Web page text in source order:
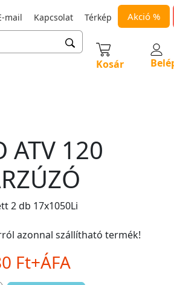
mail Kapcsolat Térkép Akció %
Kosár
ATV 120
2 db 17x1050Li
azonnal szállítható termék!
Ft+ÁFA